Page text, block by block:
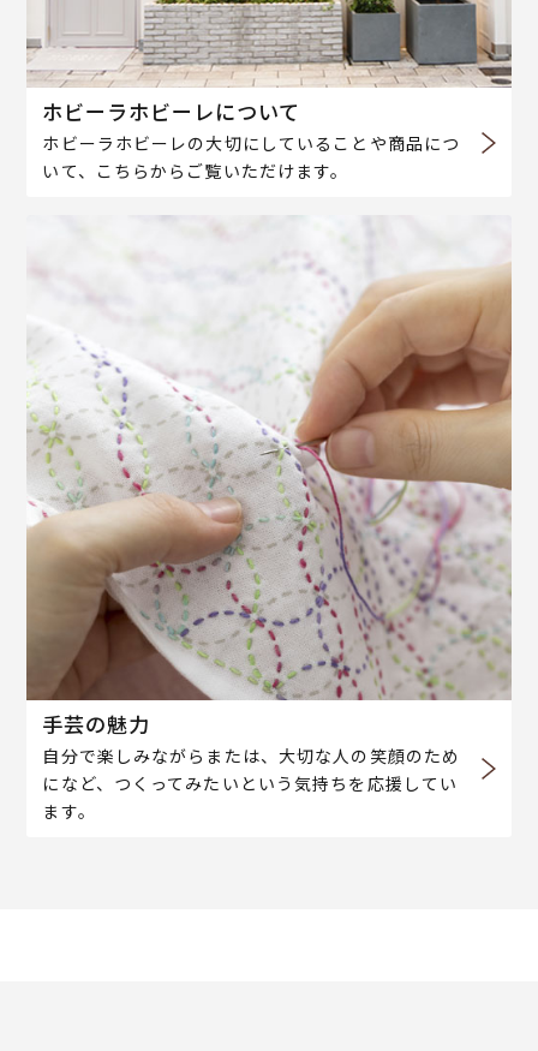
ホビーラホビーレについて
ホビーラホビーレの大切にしていることや商品につ
いて、こちらからご覧いただけます。
手芸の魅力
自分で楽しみながらまたは、大切な人の笑顔のため
になど、つくってみたいという気持ちを応援してい
ます。